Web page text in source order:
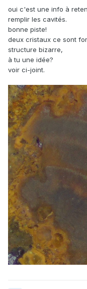
oui c'est une info à
remplir les cavités.
bonne piste!
deux cristaux ce sont
structure bizarre,
à tu une idée?
voir ci-joint.